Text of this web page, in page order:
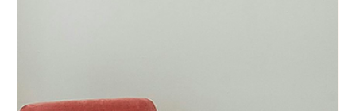
nature s’invite dans les espaces